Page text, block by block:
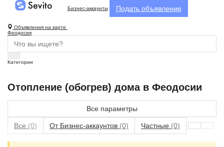
Бизнес-аккаунты Подать объявление
Объявления на карте
Феодосия
Категории
Отопление (обогрев) дома в Феодосии
Все параметры
Все (0) От Бизнес-аккаунтов (0) Частные (0)